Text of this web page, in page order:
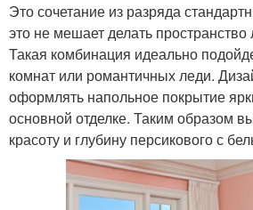
Это сочетание из разряда
это не мешает делать
Такая комбинация идеально
комнат или романтичных леди.
оформлять напольное покрытие
основной отделке. Таким образом
красоту и глубину персикового с